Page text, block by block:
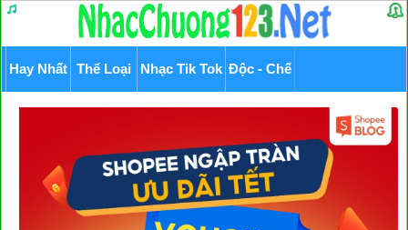
Hay Nhất Thể Loại Nhạc Tik Tok Độc - Chế